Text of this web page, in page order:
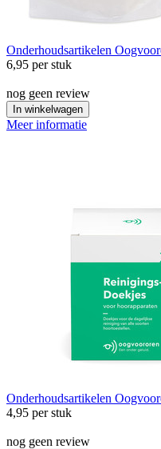
Onderhoudsartikelen
6,95 per stuk
nog geen review
In winkelwagen
Meer informatie
Onderhoudsartikelen
4,95 per stuk
nog geen review